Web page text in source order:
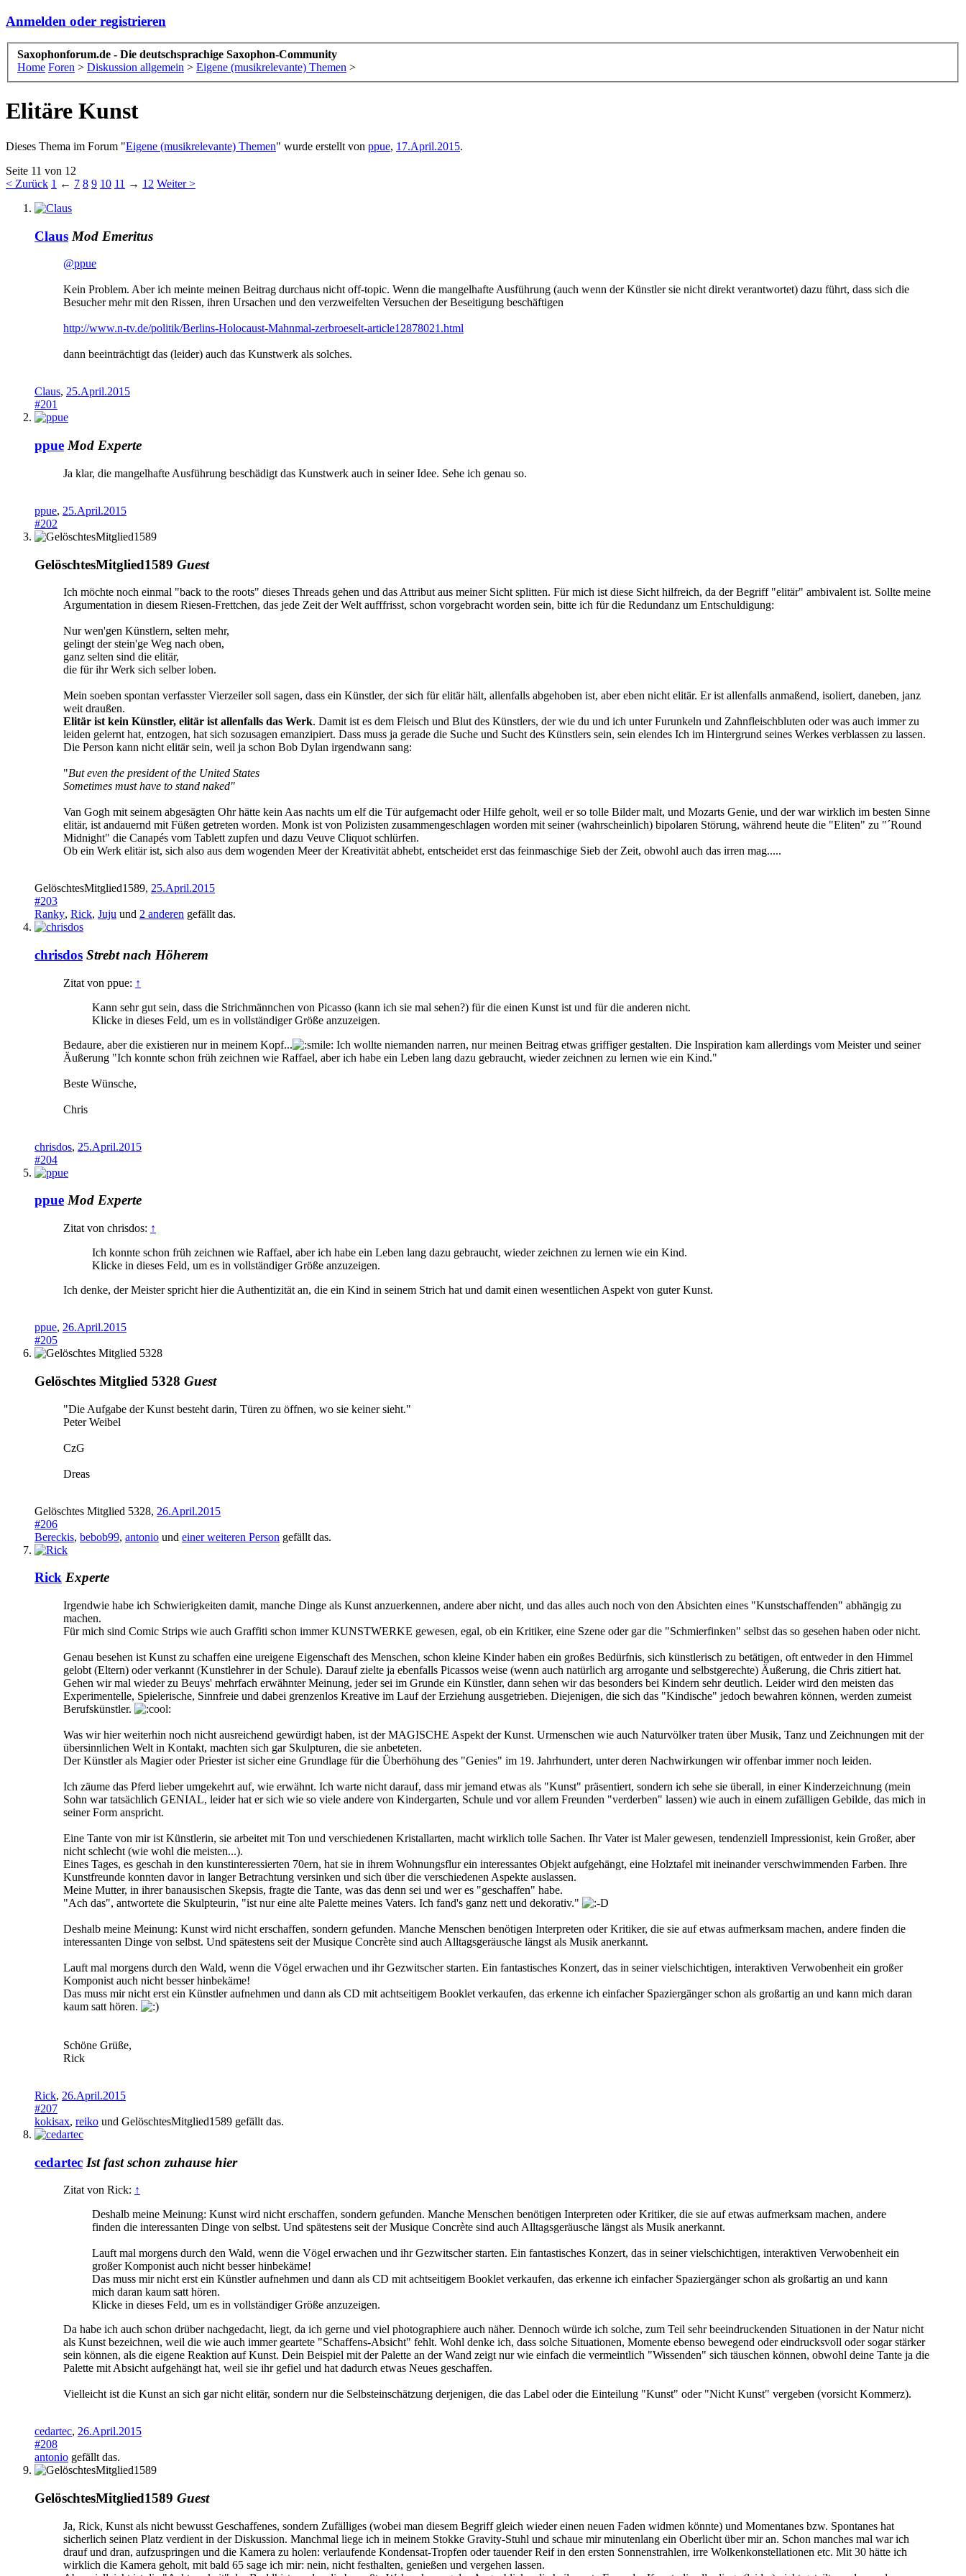
Anmelden oder registrieren
Saxophonforum.de - Die deutschsprachige Saxophon-Community
Home Foren > Diskussion allgemein > Eigene (musikrelevante) Themen >
Elitäre Kunst
Dieses Thema im Forum "Eigene (musikrelevante) Themen" wurde erstellt von ppue, 17.April.2015.
Seite 11 von 12
< Zurück 1 ← 7 8 9 10 11 → 12 Weiter >
Claus Mod Emeritus
@ppue
Kein Problem. Aber ich meinte meinen Beitrag durchaus nicht off-topic. Wenn die mangelhafte Ausführung (auch wenn der Künstler sie nicht direkt verantwortet) dazu führt, dass sich die
Besucher mehr mit den Rissen, ihren Ursachen und den verzweifelten Versuchen der Beseitigung beschäftigen
http://www.n-tv.de/politik/Berlins-Holocaust-Mahnmal-zerbroeselt-article12878021.html
dann beeinträchtigt das (leider) auch das Kunstwerk als solches.
Claus, 25.April.2015
#201
ppue Mod Experte
Ja klar, die mangelhafte Ausführung beschädigt das Kunstwerk auch in seiner Idee. Sehe ich genau so.
ppue, 25.April.2015
#202
GelöschtesMitglied1589 Guest
Ich möchte noch einmal "back to the roots" dieses Threads gehen und das Attribut aus meiner Sicht splitten. Für mich ist diese Sicht hilfreich, da der Begriff "elitär" ambivalent ist. Sollte meine
Argumentation in diesem Riesen-Frettchen, das jede Zeit der Welt aufffrisst, schon vorgebracht worden sein, bitte ich für die Redundanz um Entschuldigung:
Nur wen'gen Künstlern, selten mehr,
gelingt der stein'ge Weg nach oben,
ganz selten sind die elitär,
die für ihr Werk sich selber loben.
Mein soeben spontan verfasster Vierzeiler soll sagen, dass ein Künstler, der sich für elitär hält, allenfalls abgehoben ist, aber eben nicht elitär. Er ist allenfalls anmaßend, isoliert, daneben, janz
weit draußen.
Elitär ist kein Künstler, elitär ist allenfalls das Werk. Damit ist es dem Fleisch und Blut des Künstlers, der wie du und ich unter Furunkeln und Zahnfleischbluten oder was auch immer zu
leiden gelernt hat, entzogen, hat sich sozusagen emanzipiert. Dass muss ja gerade die Suche und Sucht des Künstlers sein, sein elendes Ich im Hintergrund seines Werkes verblassen zu lassen.
Die Person kann nicht elitär sein, weil ja schon Bob Dylan irgendwann sang:
"But even the president of the United States
Sometimes must have to stand naked"
Van Gogh mit seinem abgesägten Ohr hätte kein Aas nachts um elf die Tür aufgemacht oder Hilfe geholt, weil er so tolle Bilder malt, und Mozarts Genie, und der war wirklich im besten Sinne
elitär, ist andauernd mit Füßen getreten worden. Monk ist von Polizisten zusammengeschlagen worden mit seiner (wahrscheinlich) bipolaren Störung, während heute die "Eliten" zu "´Round
Midnight" die Canapés vom Tablett zupfen und dazu Veuve Cliquot schlürfen.
Ob ein Werk elitär ist, sich also aus dem wogenden Meer der Kreativität abhebt, entscheidet erst das feinmaschige Sieb der Zeit, obwohl auch das irren mag.....
GelöschtesMitglied1589, 25.April.2015
#203
Ranky, Rick, Juju und 2 anderen gefällt das.
chrisdos Strebt nach Höherem
Zitat von ppue: ↑
Kann sehr gut sein, dass die Strichmännchen von Picasso (kann ich sie mal sehen?) für die einen Kunst ist und für die anderen nicht.
Klicke in dieses Feld, um es in vollständiger Größe anzuzeigen.
Bedaure, aber die existieren nur in meinem Kopf...
Ich wollte niemanden narren, nur meinen Beitrag etwas griffiger gestalten. Die Inspiration kam allerdings vom Meister und seiner
Äußerung "Ich konnte schon früh zeichnen wie Raffael, aber ich habe ein Leben lang dazu gebraucht, wieder zeichnen zu lernen wie ein Kind."
Beste Wünsche,
Chris
chrisdos, 25.April.2015
#204
ppue Mod Experte
Zitat von chrisdos: ↑
Ich konnte schon früh zeichnen wie Raffael, aber ich habe ein Leben lang dazu gebraucht, wieder zeichnen zu lernen wie ein Kind.
Klicke in dieses Feld, um es in vollständiger Größe anzuzeigen.
Ich denke, der Meister spricht hier die Authentizität an, die ein Kind in seinem Strich hat und damit einen wesentlichen Aspekt von guter Kunst.
ppue, 26.April.2015
#205
Gelöschtes Mitglied 5328 Guest
"Die Aufgabe der Kunst besteht darin, Türen zu öffnen, wo sie keiner sieht."
Peter Weibel
CzG
Dreas
Gelöschtes Mitglied 5328, 26.April.2015
#206
Bereckis, bebob99, antonio und einer weiteren Person gefällt das.
Rick Experte
Irgendwie habe ich Schwierigkeiten damit, manche Dinge als Kunst anzuerkennen, andere aber nicht, und das alles auch noch von den Absichten eines "Kunstschaffenden" abhängig zu
machen.
Für mich sind Comic Strips wie auch Graffiti schon immer KUNSTWERKE gewesen, egal, ob ein Kritiker, eine Szene oder gar die "Schmierfinken" selbst das so gesehen haben oder nicht.
Genau besehen ist Kunst zu schaffen eine ureigene Eigenschaft des Menschen, schon kleine Kinder haben ein großes Bedürfnis, sich künstlerisch zu betätigen, oft entweder in den Himmel
gelobt (Eltern) oder verkannt (Kunstlehrer in der Schule). Darauf zielte ja ebenfalls Picassos weise (wenn auch natürlich arg arrogante und selbstgerechte) Äußerung, die Chris zitiert hat.
Gehen wir mal wieder zu Beuys' mehrfach erwähnter Meinung, jeder sei im Grunde ein Künstler, dann sehen wir das besonders bei Kindern sehr deutlich. Leider wird den meisten das
Experimentelle, Spielerische, Sinnfreie und dabei grenzenlos Kreative im Lauf der Erziehung ausgetrieben. Diejenigen, die sich das "Kindische" jedoch bewahren können, werden zumeist
Berufskünstler.
Was wir hier weiterhin noch nicht ausreichend gewürdigt haben, ist der MAGISCHE Aspekt der Kunst. Urmenschen wie auch Naturvölker traten über Musik, Tanz und Zeichnungen mit der
übersinnlichen Welt in Kontakt, machten sich gar Skulpturen, die sie anbeteten.
Der Künstler als Magier oder Priester ist sicher eine Grundlage für die Überhöhung des "Genies" im 19. Jahrhundert, unter deren Nachwirkungen wir offenbar immer noch leiden.
Ich zäume das Pferd lieber umgekehrt auf, wie erwähnt. Ich warte nicht darauf, dass mir jemand etwas als "Kunst" präsentiert, sondern ich sehe sie überall, in einer Kinderzeichnung (mein
Sohn war tatsächlich GENIAL, leider hat er sich wie so viele andere von Kindergarten, Schule und vor allem Freunden "verderben" lassen) wie auch in einem zufälligen Gebilde, das mich in
seiner Form anspricht.
Eine Tante von mir ist Künstlerin, sie arbeitet mit Ton und verschiedenen Kristallarten, macht wirklich tolle Sachen. Ihr Vater ist Maler gewesen, tendenziell Impressionist, kein Großer, aber
nicht schlecht (wie wohl die meisten...).
Eines Tages, es geschah in den kunstinteressierten 70ern, hat sie in ihrem Wohnungsflur ein interessantes Objekt aufgehängt, eine Holztafel mit ineinander verschwimmenden Farben. Ihre
Kunstfreunde konnten davor in langer Betrachtung versinken und sich über die verschiedenen Aspekte auslassen.
Meine Mutter, in ihrer banausischen Skepsis, fragte die Tante, was das denn sei und wer es "geschaffen" habe.
"Ach das", antwortete die Skulpteurin, "ist nur eine alte Palette meines Vaters. Ich fand's ganz nett und dekorativ."
Deshalb meine Meinung: Kunst wird nicht erschaffen, sondern gefunden. Manche Menschen benötigen Interpreten oder Kritiker, die sie auf etwas aufmerksam machen, andere finden die
interessanten Dinge von selbst. Und spätestens seit der Musique Concrète sind auch Alltagsgeräusche längst als Musik anerkannt.
Lauft mal morgens durch den Wald, wenn die Vögel erwachen und ihr Gezwitscher starten. Ein fantastisches Konzert, das in seiner vielschichtigen, interaktiven Verwobenheit ein großer
Komponist auch nicht besser hinbekäme!
Das muss mir nicht erst ein Künstler aufnehmen und dann als CD mit achtseitigem Booklet verkaufen, das erkenne ich einfacher Spaziergänger schon als großartig an und kann mich daran
kaum satt hören.
Schöne Grüße,
Rick
Rick, 26.April.2015
#207
kokisax, reiko und GelöschtesMitglied1589 gefällt das.
cedartec Ist fast schon zuhause hier
Zitat von Rick: ↑
Deshalb meine Meinung: Kunst wird nicht erschaffen, sondern gefunden. Manche Menschen benötigen Interpreten oder Kritiker, die sie auf etwas aufmerksam machen, andere
finden die interessanten Dinge von selbst. Und spätestens seit der Musique Concrète sind auch Alltagsgeräusche längst als Musik anerkannt.
Lauft mal morgens durch den Wald, wenn die Vögel erwachen und ihr Gezwitscher starten. Ein fantastisches Konzert, das in seiner vielschichtigen, interaktiven Verwobenheit ein
großer Komponist auch nicht besser hinbekäme!
Das muss mir nicht erst ein Künstler aufnehmen und dann als CD mit achtseitigem Booklet verkaufen, das erkenne ich einfacher Spaziergänger schon als großartig an und kann
mich daran kaum satt hören.
Klicke in dieses Feld, um es in vollständiger Größe anzuzeigen.
Da habe ich auch schon drüber nachgedacht, liegt, da ich gerne und viel photographiere auch näher. Dennoch würde ich solche, zum Teil sehr beeindruckenden Situationen in der Natur nicht
als Kunst bezeichnen, weil die wie auch immer geartete "Schaffens-Absicht" fehlt. Wohl denke ich, dass solche Situationen, Momente ebenso bewegend oder eindrucksvoll oder sogar stärker
sein können, als die eigene Reaktion auf Kunst. Dein Beispiel mit der Palette an der Wand zeigt nur wie einfach die vermeintlich "Wissenden" sich täuschen können, obwohl deine Tante ja die
Palette mit Absicht aufgehängt hat, weil sie ihr gefiel und hat dadurch etwas Neues geschaffen.
Vielleicht ist die Kunst an sich gar nicht elitär, sondern nur die Selbsteinschätzung derjenigen, die das Label oder die Einteilung "Kunst" oder "Nicht Kunst" vergeben (vorsicht Kommerz).
cedartec, 26.April.2015
#208
antonio gefällt das.
GelöschtesMitglied1589 Guest
Ja, Rick, Kunst als nicht bewusst Geschaffenes, sondern Zufälliges (wobei man diesem Begriff gleich wieder einen neuen Faden widmen könnte) und Momentanes bzw. Spontanes hat
sicherlich seinen Platz verdient in der Diskussion. Manchmal liege ich in meinem Stokke Gravity-Stuhl und schaue mir minutenlang ein Oberlicht über mir an. Schon manches mal war ich
drauf und dran, aufzuspringen und die Kamera zu holen: verlaufende Kondensat-Tropfen oder tauender Reif in den ersten Sonnenstrahlen, irre Wolkenkonstellationen etc. Mit 30 hätte ich
wirklich die Kamera geholt, mit bald 65 sage ich mir: nein, nicht festhalten, genießen und vergehen lassen.